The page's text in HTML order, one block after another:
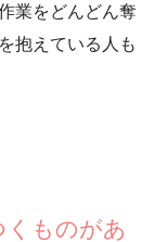
業をどんどん奪
抱えている人も
ものがあ